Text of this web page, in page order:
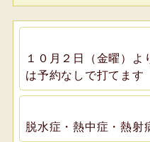
１０月２日（金曜）よ
は予約なしで打てます
脱水症・熱中症・熱射